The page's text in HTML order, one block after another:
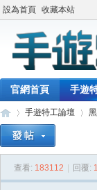
設為首頁 收藏本站
官網首頁 手遊
»
手遊特工論壇
›
查看: 183112 回覆: 1